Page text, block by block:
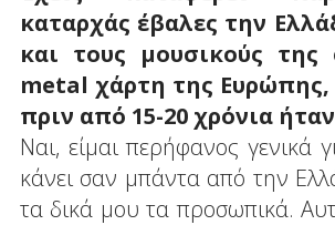
καταρχάς έβαλες την
και τους μουσικούς
metal χάρτη της
πριν από 15-20 χρόνια
Ναι, είμαι περήφανος γενικά
κάνει σαν μπάντα από την
τα δικά μου τα προσωπικά.